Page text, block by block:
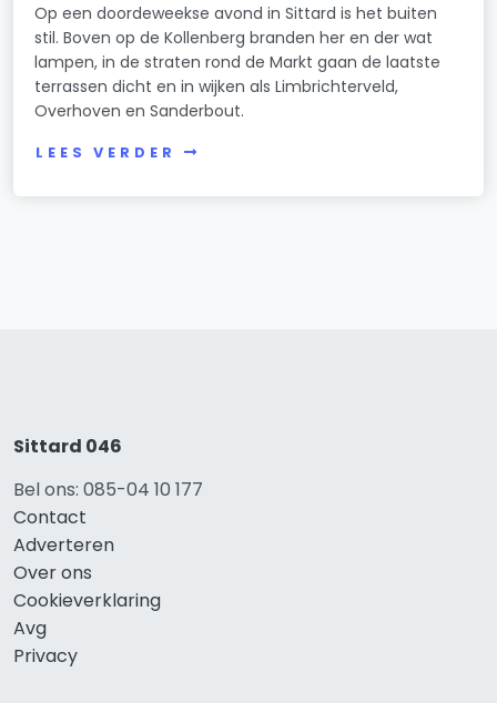
Op een doordeweekse avond in Sittard is het buiten
stil. Boven op de Kollenberg branden her en der wat
lampen, in de straten rond de Markt gaan de laatste
terrassen dicht en in wijken als Limbrichterveld,
Overhoven en Sanderbout.
LEES VERDER
Sittard 046
Bel ons: 085-04 10 177
Contact
Adverteren
Over ons
Cookieverklaring
Avg
Privacy